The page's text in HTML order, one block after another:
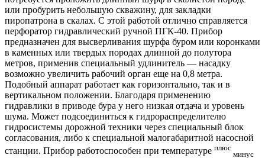
или пробурить небольшую скважину, для закладки
пиропатрона в скалах. С этой работой отлично справляется
перфоратор гидравлический ручной ПГК-40. Прибор
предназначен для высверливания шурфа буром или коронками
в каменных или твердых породах длинной до полутора
метров, применив специальный удлинитель — насадку
возможно увеличить рабочий орган еще на 0,8 метра.
Подобный аппарат работает как горизонтально, так и в
вертикальном положении. Благодаря применению
гидравлики в приводе бура у него низкая отдача и уровень
шума. Может подсоединиться к гидрораспределителю
гидросистемы дорожной техники через специальный блок
согласования, либо к специальной малогабаритной насосной
станции. Прибор работоспособен при температуре плюс
минус